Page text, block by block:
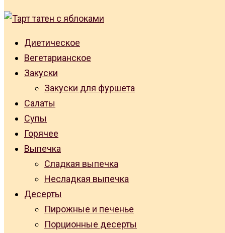
Диетическое
Вегетарианское
Закуски
Закуски для фуршета
Салаты
Супы
Горячее
Выпечка
Сладкая выпечка
Несладкая выпечка
Десерты
Пирожные и печенье
Порционные десерты